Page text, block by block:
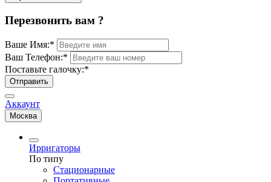
Перезвонить вам ?
Ваше Имя:*
Ваш Телефон:*
Поставьте галочку:*
Отправить
Аккаунт
Москва
Ирригаторы
По типу
Стационарные